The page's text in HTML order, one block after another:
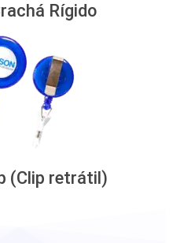
Rígido
(Clip retrátil)